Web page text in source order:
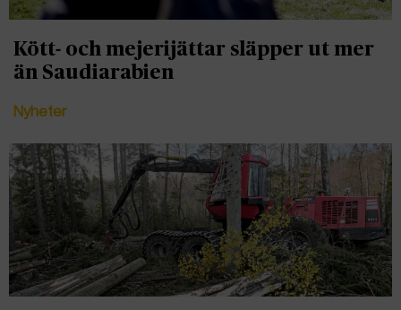
Kött- och mejerijättar släpper ut mer
än Saudiarabien
Nyheter